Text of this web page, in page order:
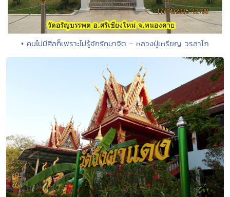
• คนไม่มีศีลก็เพราะไม่รู้จักรักษาจิต - หลวงปู่เหรียญ วรลาโภ